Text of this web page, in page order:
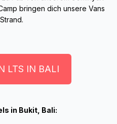
bringen dich unsere Vans
LTS IN BALI
in Bukit, Bali: